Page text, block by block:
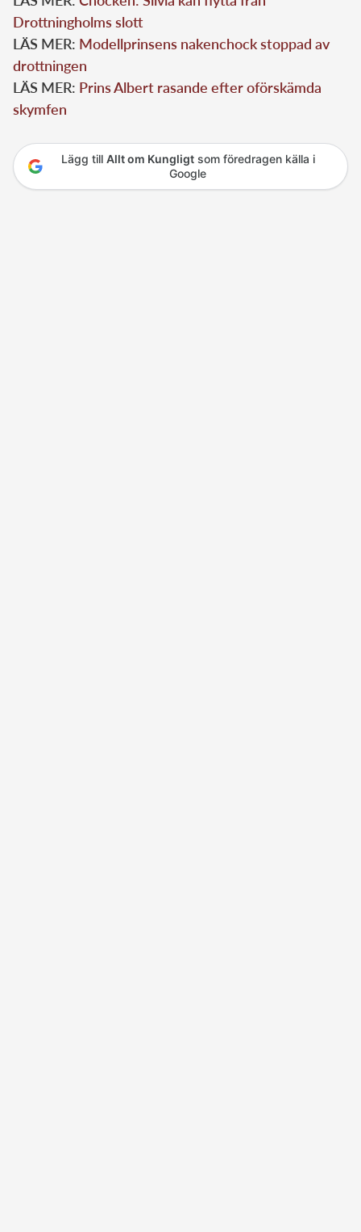
Drottningholms slott
LÄS MER: Modellprinsens nakenchock stoppad av
drottningen
LÄS MER: Prins Albert rasande efter oförskämda
skymfen
Lägg till Allt om Kungligtsom föredragen källa i
Google